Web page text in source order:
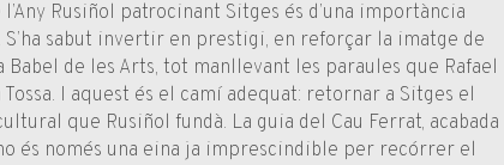
Rusiñol patrocinant Sitges és d’una importància
sabut invertir en prestigi, en reforçar la imatge de
Babel de les Arts, tot manllevant les paraules que Rafael
Tossa. I aquest és el camí adequat: retornar a Sitges el
que Rusiñol fundà. La guia del Cau Ferrat, acabada
és només una eina ja imprescindible per recórrer el